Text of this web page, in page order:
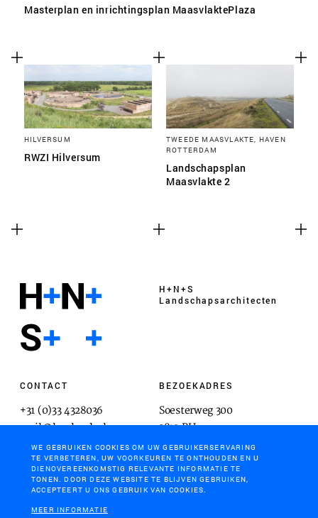
Masterplan en inrichtingsplan MaasvlaktePlaza
HILVERSUM
RWZI Hilversum
TWEEDE MAASVLAKTE, HAVEN
ROTTERDAM
Landschapsplan
Maasvlakte 2
H+N+S
Landschaps­architecten
CONTACT
+31 (0)33 4328036
mail@hnsland.nl
BEZOEKADRES
Soesterweg 300
3812 BH
Amersfoort
POSTADRES
WE GEBRUIKEN COOKIES OM UW GEBRUIKERSERVARING
TE VERBETEREN, UW VOORKEUREN TE ONTHOUDEN EN U
DIENOVEREENKOMSTIG RELEVANTE INFORMATIE TE
TONEN. DOOR DEZE WEBSITE TE BLIJVEN GEBRUIKEN,
ACCEPTEERT U ONS GEBRUIK VAN COOKIES.
MEER INFORMATIE